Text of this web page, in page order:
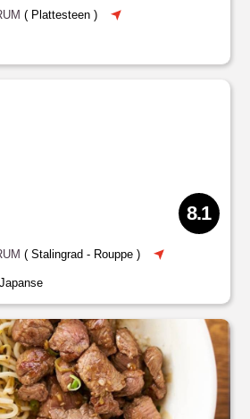
( Plattesteen )
(Stalingrad - Rouppe )
8.1